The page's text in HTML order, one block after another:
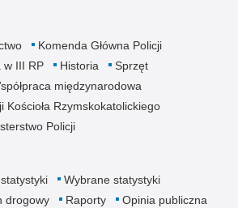
Komenda Główna Policji
w III RP Historia
Sprzęt
międzynarodowa
Kościoła Rzymskokatolickiego
Policji
Wybrane statystyki
drogowy Raporty Opinia publiczna